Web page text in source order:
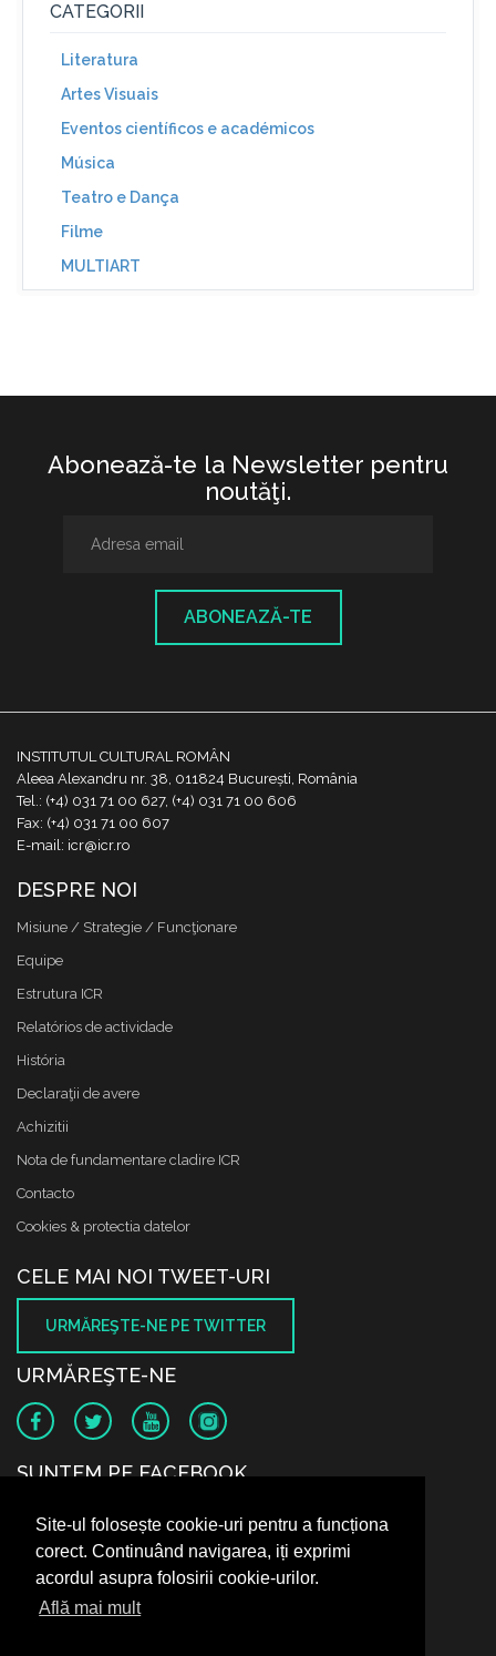
Site-ul folosește cookie-uri pentru a funcționa
corect. Continuând navigarea, iți exprimi
acordul asupra folosirii cookie-urilor.
Află mai mult
CATEGORII
Literatura
Artes Visuais
Eventos científicos e académicos
Música
Teatro e Dança
Filme
MULTIART
Abonează-te la Newsletter pentru
noutăţi.
ABONEAZĂ-TE
INSTITUTUL CULTURAL ROMÂN
Aleea Alexandru nr. 38, 011824 București, România
Tel.: (+4) 031 71 00 627, (+4) 031 71 00 606
Fax: (+4) 031 71 00 607
E-mail: icr@icr.ro
DESPRE NOI
Misiune / Strategie / Funcţionare
Equipe
Estrutura ICR
Relatórios de actividade
História
Declaraţii de avere
Achizitii
Nota de fundamentare cladire ICR
Contacto
Cookies & protectia datelor
CELE MAI NOI TWEET-URI
URMĂREŞTE-NE PE TWITTER
URMĂREŞTE-NE
SUNTEM PE FACEBOOK